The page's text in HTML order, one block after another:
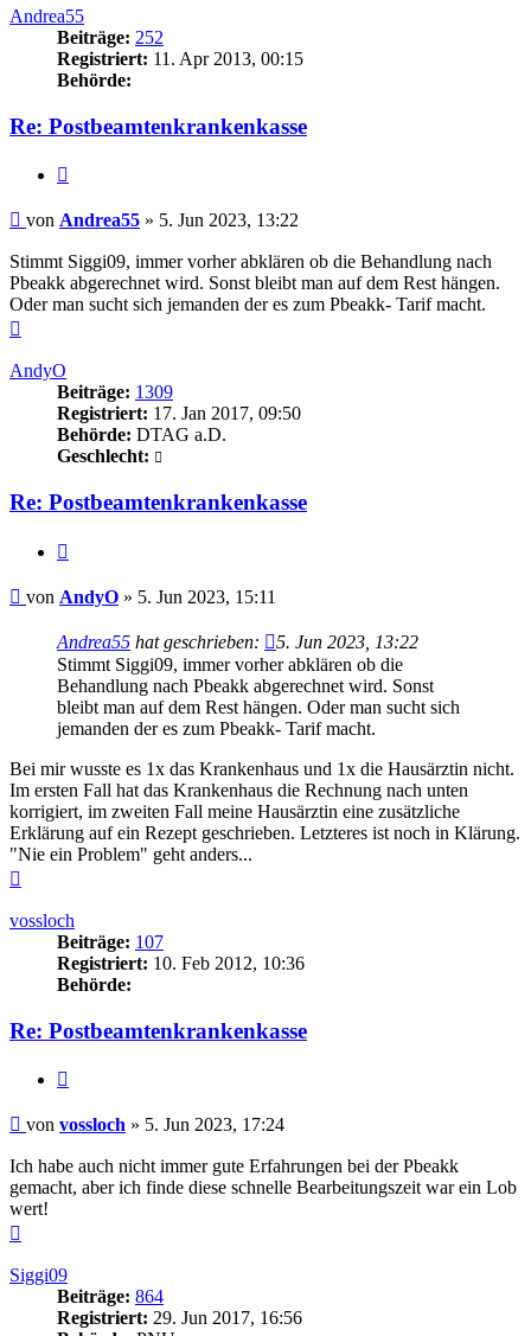
Andrea55
Beiträge: 252
Registriert: 11. Apr 2013, 00:15
Behörde:
Re: Postbeamtenkrankenkasse
Beitrag
von Andrea55 » 5. Jun 2023, 13:22
Stimmt Siggi09, immer vorher abklären ob die Behandlung nach
Pbeakk abgerechnet wird. Sonst bleibt man auf dem Rest hängen.
Oder man sucht sich jemanden der es zum Pbeakk- Tarif macht.
AndyO
Beiträge: 1309
Registriert: 17. Jan 2017, 09:50
Behörde: DTAG a.D.
Geschlecht:
Re: Postbeamtenkrankenkasse
Beitrag
von AndyO » 5. Jun 2023, 15:11
Andrea55 hat geschrieben:
5. Jun 2023, 13:22
Stimmt Siggi09, immer vorher abklären ob die
Behandlung nach Pbeakk abgerechnet wird. Sonst
bleibt man auf dem Rest hängen. Oder man sucht sich
jemanden der es zum Pbeakk- Tarif macht.
Bei mir wusste es 1x das Krankenhaus und 1x die Hausärztin nicht.
Im ersten Fall hat das Krankenhaus die Rechnung nach unten
korrigiert, im zweiten Fall meine Hausärztin eine zusätzliche
Erklärung auf ein Rezept geschrieben. Letzteres ist noch in Klärung.
"Nie ein Problem" geht anders...
vossloch
Beiträge: 107
Registriert: 10. Feb 2012, 10:36
Behörde:
Re: Postbeamtenkrankenkasse
Beitrag
von vossloch » 5. Jun 2023, 17:24
Ich habe auch nicht immer gute Erfahrungen bei der Pbeakk
gemacht, aber ich finde diese schnelle Bearbeitungszeit war ein Lob
wert!
Siggi09
Beiträge: 864
Registriert: 29. Jun 2017, 16:56